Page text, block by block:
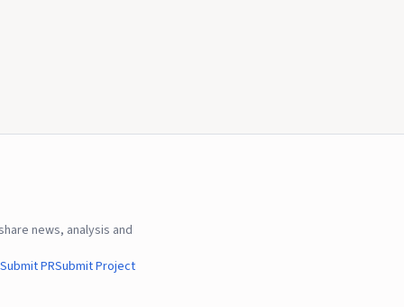
news, analysis and
Submit PRSubmit Project